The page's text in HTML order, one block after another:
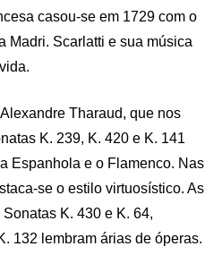
casou-se em 1729 com o
Madri. Scarlatti e sua música
Tharaud, que nos
K. 239, K. 420 e K. 141
Espanhola e o Flamenco. Nas
se o estilo virtuosístico. As
K. 430 e K. 64,
132 lembram árias de óperas.